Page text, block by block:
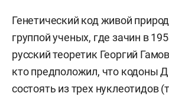
Генетический код живой
группой ученых, где зачин в
русский теоретик Георгий
кто предположил, что кодоны
состоять из трех нуклеотидов